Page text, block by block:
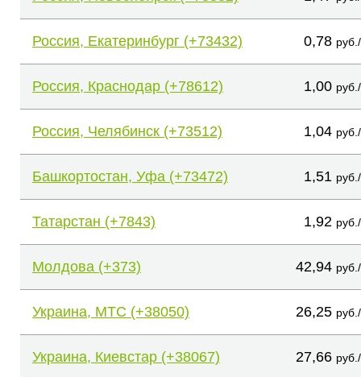
Россия, Екатеринбург (+73432) 0,78
Россия, Краснодар (+78612) 1,00
Россия, Челябинск (+73512) 1,04
Башкортостан, Уфа (+73472) 1,51
Татарстан (+7843) 1,92
Молдова (+373) 42,94
Украина, МТС (+38050) 26,25
Украина, Киевстар (+38067) 27,66